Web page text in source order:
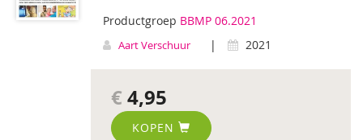
Productgroep BBMP 06.2021
Aart Verschuur | 2021
€ 4,95
KOPEN